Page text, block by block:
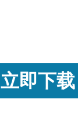
立即下载